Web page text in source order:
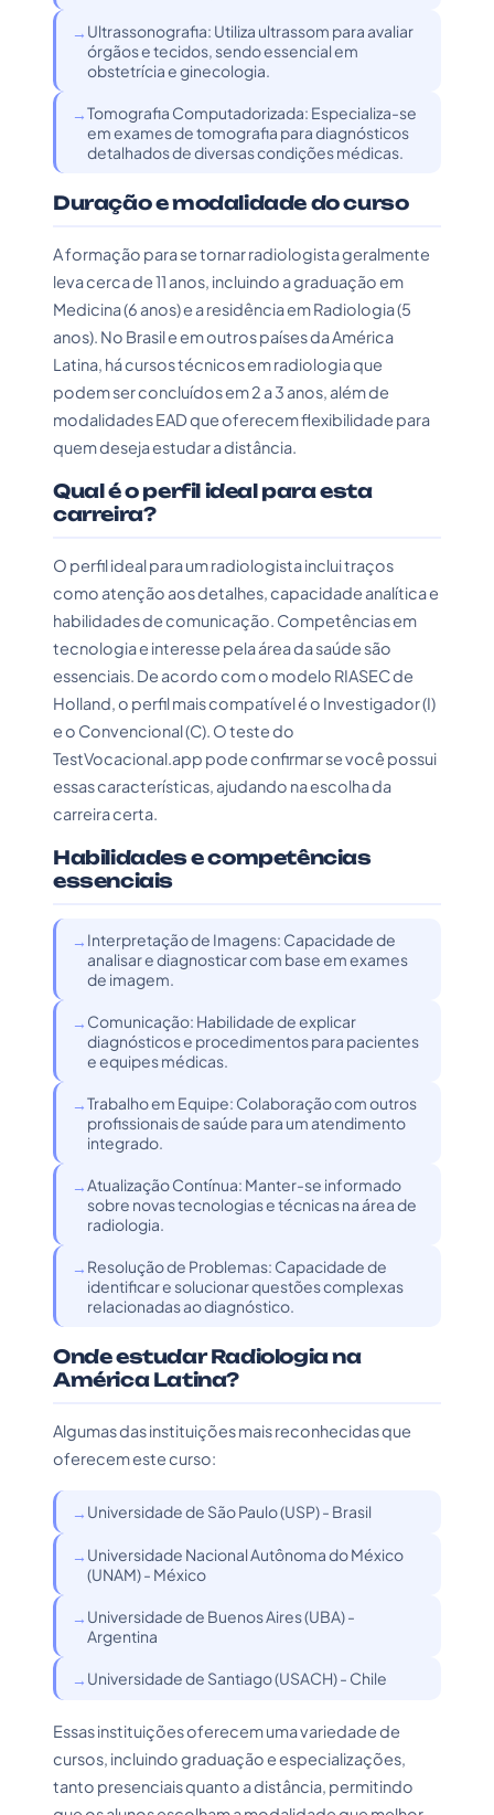
Ultrassonografia: Utiliza ultrassom para avaliar
órgãos e tecidos, sendo essencial em
obstetrícia e ginecologia.
Tomografia Computadorizada: Especializa-se
em exames de tomografia para diagnósticos
detalhados de diversas condições médicas.
Duração e modalidade do curso
A formação para se tornar radiologista geralmente
leva cerca de 11 anos, incluindo a graduação em
Medicina (6 anos) e a residência em Radiologia (5
anos). No Brasil e em outros países da América
Latina, há cursos técnicos em radiologia que
podem ser concluídos em 2 a 3 anos, além de
modalidades EAD que oferecem flexibilidade para
quem deseja estudar a distância.
Qual é o perfil ideal para esta
carreira?
O perfil ideal para um radiologista inclui traços
como atenção aos detalhes, capacidade analítica e
habilidades de comunicação. Competências em
tecnologia e interesse pela área da saúde são
essenciais. De acordo com o modelo RIASEC de
Holland, o perfil mais compatível é o Investigador (I)
e o Convencional (C). O teste do
TestVocacional.app pode confirmar se você possui
essas características, ajudando na escolha da
carreira certa.
Habilidades e competências
essenciais
Interpretação de Imagens: Capacidade de
analisar e diagnosticar com base em exames
de imagem.
Comunicação: Habilidade de explicar
diagnósticos e procedimentos para pacientes
e equipes médicas.
Trabalho em Equipe: Colaboração com outros
profissionais de saúde para um atendimento
integrado.
Atualização Contínua: Manter-se informado
sobre novas tecnologias e técnicas na área de
radiologia.
Resolução de Problemas: Capacidade de
identificar e solucionar questões complexas
relacionadas ao diagnóstico.
Onde estudar Radiologia na
América Latina?
Algumas das instituições mais reconhecidas que
oferecem este curso:
Universidade de São Paulo (USP) - Brasil
Universidade Nacional Autônoma do México
(UNAM) - México
Universidade de Buenos Aires (UBA) -
Argentina
Universidade de Santiago (USACH) - Chile
Essas instituições oferecem uma variedade de
cursos, incluindo graduação e especializações,
tanto presenciais quanto a distância, permitindo